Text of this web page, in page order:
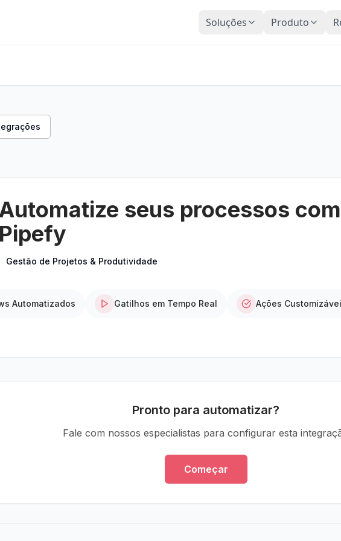
Soluções Produto
seus processos
Pipefy
Gestão de Projetos & Produtividade
Automatizados Gatilhos em Tempo Real Ações
Pronto para automatizar?
Fale com nossos especialistas para configurar esta
Começar